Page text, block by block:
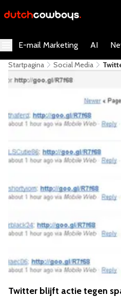
E-mail Marketing AI
Startpagina Social Media
Twitter blijft actie tegen